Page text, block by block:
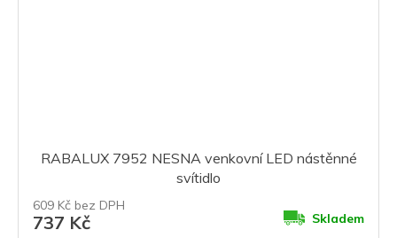
RABALUX 7952 NESNA venkovní LED nástěnné
svítidlo
609 Kč bez DPH
737 Kč Skladem